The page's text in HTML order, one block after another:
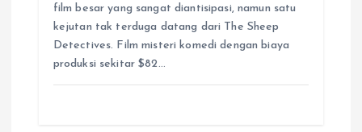
film besar yang sangat diantisipasi, namun satu
kejutan tak terduga datang dari The Sheep
Detectives. Film misteri komedi dengan biaya
produksi sekitar $82…